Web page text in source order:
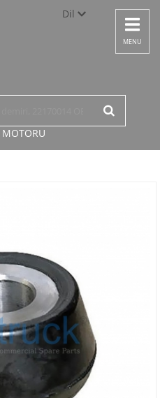
Dil
Türkçe
English
Toggle
MENU
MOTORU